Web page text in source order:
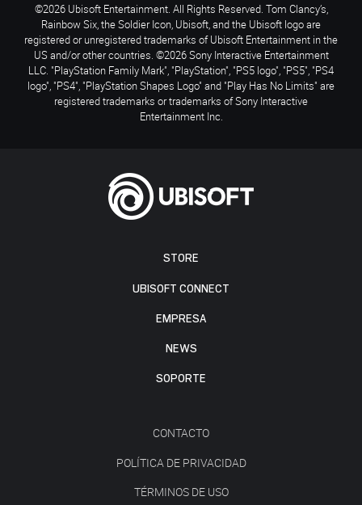
STORE
UBISOFT CONNECT
EMPRESA
NEWS
SOPORTE
CONTACTO
POLÍTICA DE PRIVACIDAD
TÉRMINOS DE USO
©2026 Ubisoft Entertainment. All Rights Reserved. Tom Clancy’s,
Rainbow Six, the Soldier Icon, Ubisoft, and the Ubisoft logo are
registered or unregistered trademarks of Ubisoft Entertainment in the
US and/or other countries. ©2026 Sony Interactive Entertainment
LLC. "PlayStation Family Mark", "PlayStation", "PS5 logo", "PS5", "PS4
logo", "PS4", "PlayStation Shapes Logo" and "Play Has No Limits" are
registered trademarks or trademarks of Sony Interactive
Entertainment Inc.